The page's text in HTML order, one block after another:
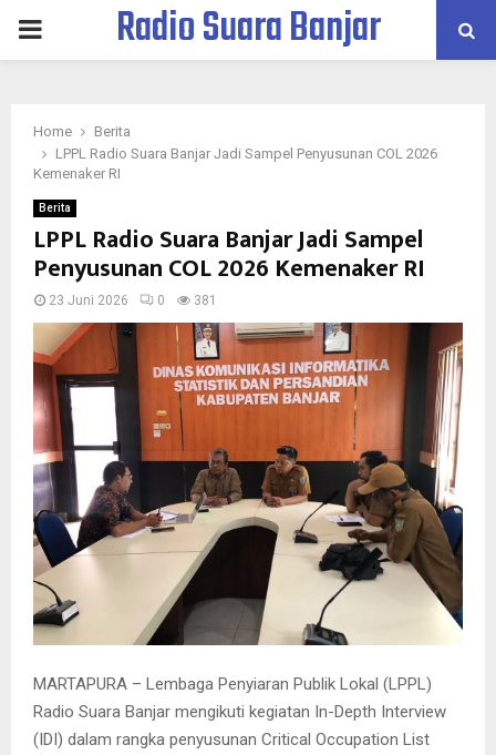
PRIMARYRadio Suara Banjar
Home
Berita
LPPL Radio Suara Banjar Jadi Sampel Penyusunan COL 2026
Kemenaker RI
Berita
LPPL Radio Suara Banjar Jadi Sampel
Penyusunan COL 2026 Kemenaker RI
23 Juni 2026 0 381
MARTAPURA – Lembaga Penyiaran Publik Lokal (LPPL)
Radio Suara Banjar mengikuti kegiatan In-Depth Interview
(IDI) dalam rangka penyusunan Critical Occupation List